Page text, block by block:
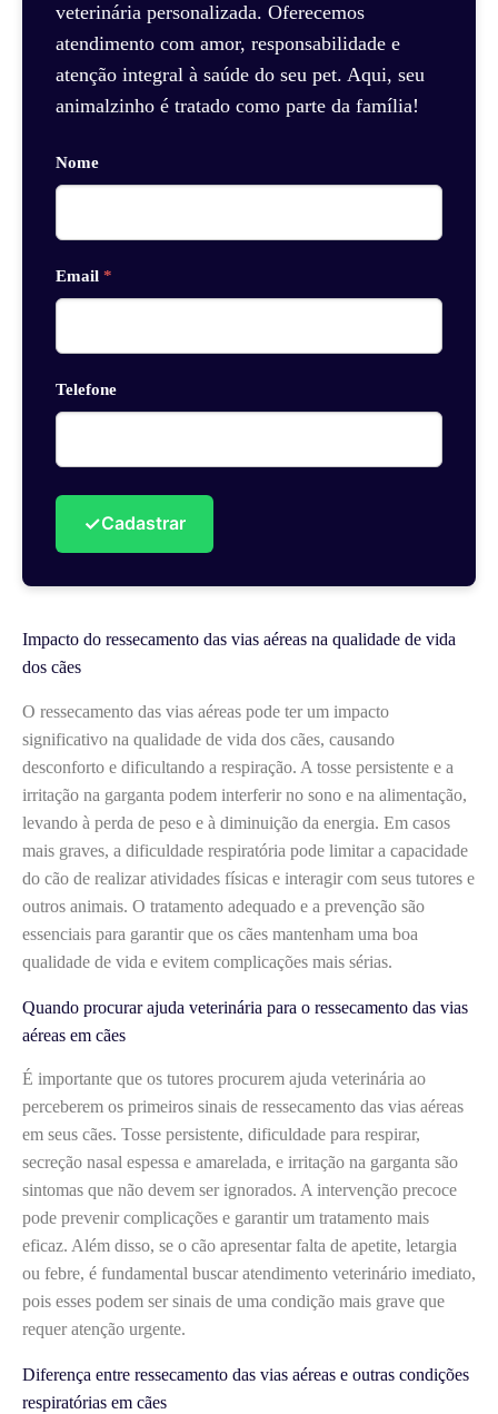
veterinária personalizada. Oferecemos
atendimento com amor, responsabilidade e
atenção integral à saúde do seu pet. Aqui, seu
animalzinho é tratado como parte da família!
Nome
Email *
Telefone
✓Cadastrar
Impacto do ressecamento das vias aéreas na qualidade de vida
dos cães
O ressecamento das vias aéreas pode ter um impacto
significativo na qualidade de vida dos cães, causando
desconforto e dificultando a respiração. A tosse persistente e a
irritação na garganta podem interferir no sono e na alimentação,
levando à perda de peso e à diminuição da energia. Em casos
mais graves, a dificuldade respiratória pode limitar a capacidade
do cão de realizar atividades físicas e interagir com seus tutores e
outros animais. O tratamento adequado e a prevenção são
essenciais para garantir que os cães mantenham uma boa
qualidade de vida e evitem complicações mais sérias.
Quando procurar ajuda veterinária para o ressecamento das vias
aéreas em cães
É importante que os tutores procurem ajuda veterinária ao
perceberem os primeiros sinais de ressecamento das vias aéreas
em seus cães. Tosse persistente, dificuldade para respirar,
secreção nasal espessa e amarelada, e irritação na garganta são
sintomas que não devem ser ignorados. A intervenção precoce
pode prevenir complicações e garantir um tratamento mais
eficaz. Além disso, se o cão apresentar falta de apetite, letargia
ou febre, é fundamental buscar atendimento veterinário imediato,
pois esses podem ser sinais de uma condição mais grave que
requer atenção urgente.
Diferença entre ressecamento das vias aéreas e outras condições
respiratórias em cães